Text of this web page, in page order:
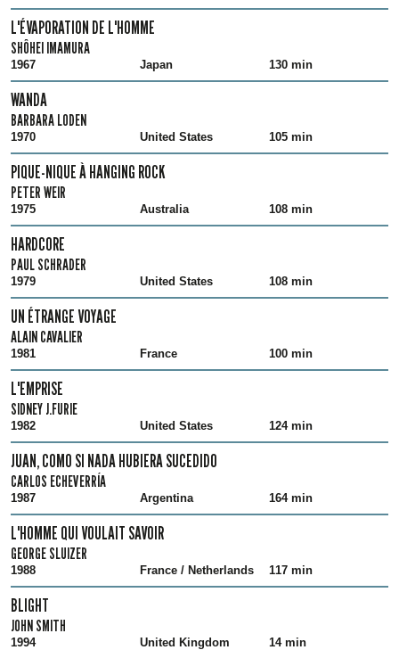
L'ÉVAPORATION DE L'HOMME
SHÔHEI IMAMURA
1967 Japan 130 min
WANDA
BARBARA LODEN
1970 United States 105 min
PIQUE-NIQUE À HANGING ROCK
PETER WEIR
1975 Australia 108 min
HARDCORE
PAUL SCHRADER
1979 United States 108 min
UN ÉTRANGE VOYAGE
ALAIN CAVALIER
1981 France 100 min
L'EMPRISE
SIDNEY J.FURIE
1982 United States 124 min
JUAN, COMO SI NADA HUBIERA SUCEDIDO
CARLOS ECHEVERRÍA
1987 Argentina 164 min
L'HOMME QUI VOULAIT SAVOIR
GEORGE SLUIZER
1988 France / Netherlands 117 min
BLIGHT
JOHN SMITH
1994 United Kingdom 14 min